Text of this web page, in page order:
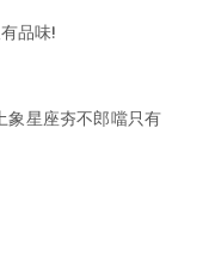
品味!
象星座夯不郎噹只有